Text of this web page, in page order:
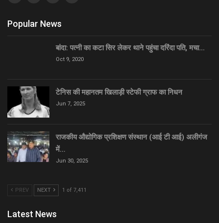
Popular News
बांदा: पत्नी का कटा सिर लेकर थाने पहुंचा दरिंदा पति, मचा…
Oct 9, 2020
टेनिस की महानतम खिलाड़ी स्टेफी ग्राफ का निधन
Jun 7, 2025
राजकीय औद्योगिक प्रशिक्षण संस्थान (आई टी आई) अलीगंज
में…
Jun 30, 2025
PREV NEXT 1 of 7,411
Latest News